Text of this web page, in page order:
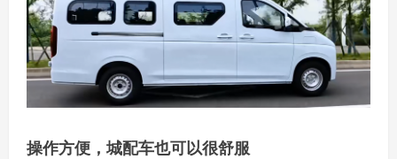
操作方便，城配车也可以很舒服